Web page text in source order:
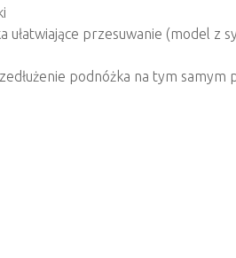
ułatwiające przesuwanie (model z
podnóżka na tym samym